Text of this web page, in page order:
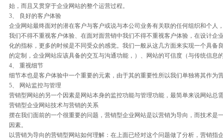
始，而且又贯穿于企业网站的整个运营过程。
3、 良好的客户体验
企业网站最终面对的潜在客户与客户或说与本公司业务有关联的任何组织和个
我们不得不重视客户体验、在面对面营销中我们不得不重视客户体验，在设计
化的指标，更多的时候是不同受众的感觉。我们一般从这几方面来实现一个具
的定制，企业网站应该具备的交互与沟通功能，）、网站的可信度（与传统信
4、 重视细节
细节本也是客户体验中一个重要的元素，由于其的重要性所以我们单独将其作
5、 网站监控与管理
营销型网站的另一个因素是网站本身的监控功能与管理功能，最简单来说网站
营销型企业网站技术与营销的关系
摆在我们面前的一个很重要的问题，营销型企业网站是以营销为导向，而技术
因素。
以营销为导向的营销型网站如何理解：在上面已经对这个问题做了分析，营销